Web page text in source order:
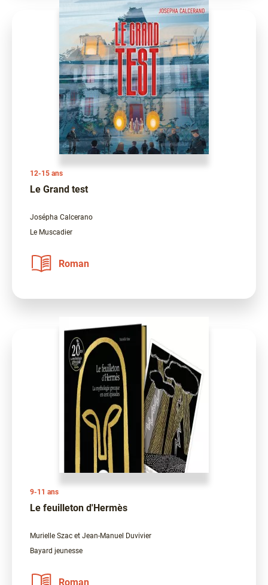
12-15 ans
Le Grand test
Josépha Calcerano
Le Muscadier
Roman
9-11 ans
Le feuilleton d'Hermès
Murielle Szac et Jean-Manuel Duvivier
Bayard jeunesse
Roman